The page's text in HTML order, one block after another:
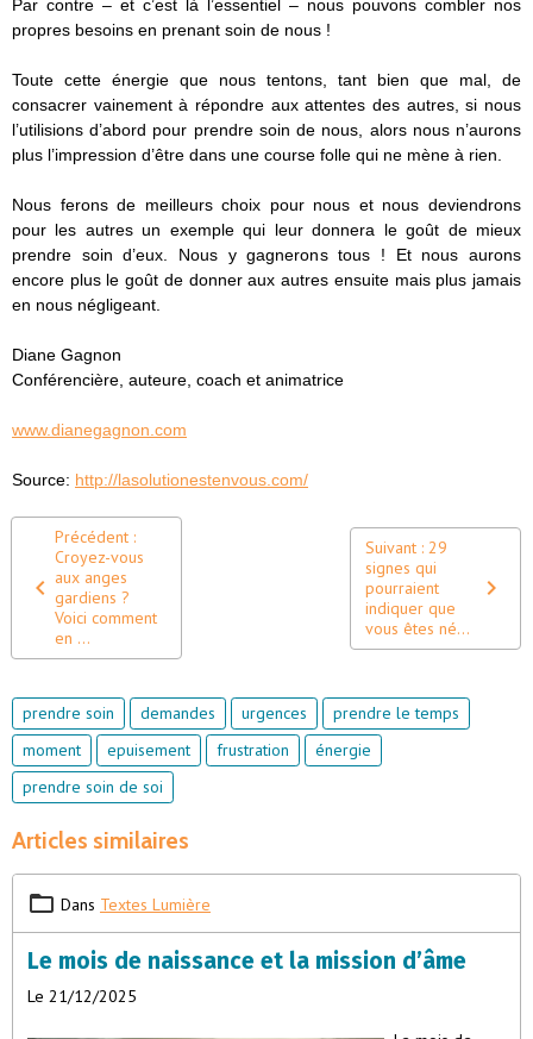
Par contre – et c’est là l’essentiel – nous pouvons combler nos
propres besoins en prenant soin de nous !
Toute cette énergie que nous tentons, tant bien que mal, de
consacrer vainement à répondre aux attentes des autres, si nous
l’utilisions d’abord pour prendre soin de nous, alors nous n’aurons
plus l’impression d’être dans une course folle qui ne mène à rien.
Nous ferons de meilleurs choix pour nous et nous deviendrons
pour les autres un exemple qui leur donnera le goût de mieux
prendre soin d’eux. Nous y gagnerons tous ! Et nous aurons
encore plus le goût de donner aux autres ensuite mais plus jamais
en nous négligeant.
Diane Gagnon
Conférencière, auteure, coach et animatrice
www.dianegagnon.com
Source: http://lasolutionestenvous.com/
Précédent :
Croyez-vous
aux anges
gardiens ?
Voici comment
en ...
Suivant : 29
signes qui
pourraient
indiquer que
vous êtes né...
prendre soin demandes urgences
prendre le temps
moment
epuisement frustration
énergie
prendre soin de soi
Articles similaires
Dans Textes Lumière
Le mois de naissance et la mission d’âme
Le 21/12/2025